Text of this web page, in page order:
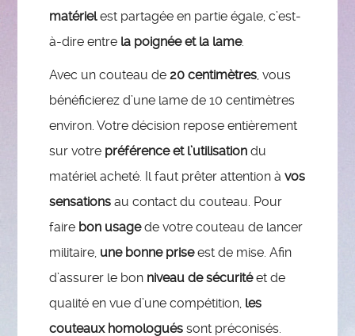
matérielest partagée en partie égale, c’est-
à-dire entre la poignée et la lame.
Avec un couteau de20 centimètres, vous
bénéficierez d’une lame de 10 centimètres
environ. Votre décision repose entièrement
sur votre préférence et l’utilisation du
matériel acheté. Il faut prêter attention àvos
sensations au contact du couteau. Pour
faire bon usagede votre couteau de lancer
militaire, une bonne priseest de mise. Afin
d’assurer le bon niveau de sécuritéet de
qualité en vue d’une compétition, les
couteaux homologués sont préconisés.